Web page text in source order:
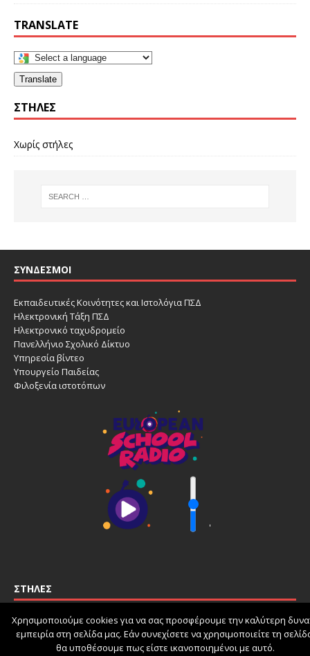
TRANSLATE
Translate
ΣΤΉΛΕΣ
Χωρίς στήλες
ΣΎΝΔΕΣΜΟΙ
Εκπαιδευτικές Κοινότητες και Ιστολόγια ΠΣΔ
Ηλεκτρονική Τάξη ΠΣΔ
Ηλεκτρονικό ταχυδρομείο
Πανελλήνιο Σχολικό Δίκτυο
Υπηρεσία βίντεο
Υπουργείο Παιδείας
Φιλοξενία ιστοτόπων
'
ΣΤΉΛΕΣ
schoolpress.sch.gr
Χρησιμοποιούμε cookies για να σας προσφέρουμε την καλύτερη
εμπειρία στη σελίδα μας. Εάν συνεχίσετε να χρησιμοποιείτε τη
θα υποθέσουμε πως είστε ικανοποιημένοι με αυτό.